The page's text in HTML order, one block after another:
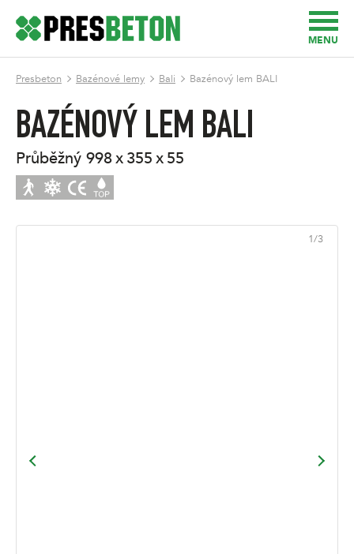
MENU
Presbeton Bazénové lemy Bali Bazénový lem BALI
1/3
BAZÉNOVÝ LEM BALI
průběžný 998 x 355 x 55